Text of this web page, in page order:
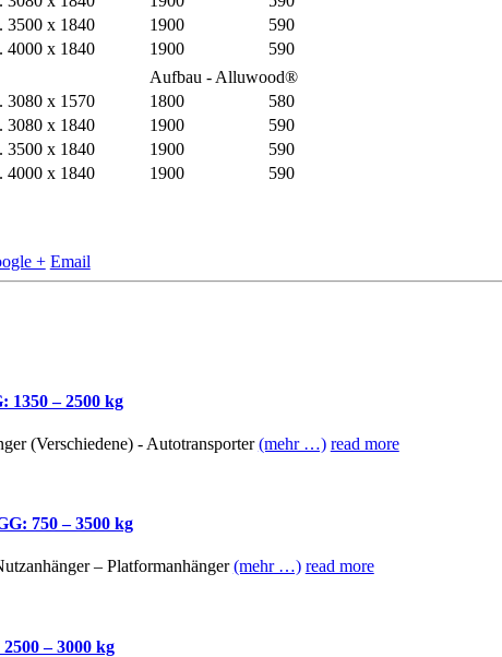
3500 x 1840 1900
590
4000 x 1840 1900
590
Aufbau - Alluwood®
3080 x 1570 1800
580
3080 x 1840 1900
590
3500 x 1840 1900
590
4000 x 1840 1900 590
+ Email
– 2500 kg
(Verschiedene) - Autotransporter(mehr …) read more
750 – 3500 kg
– Platformanhänger(mehr …) read more
– 3000 kg